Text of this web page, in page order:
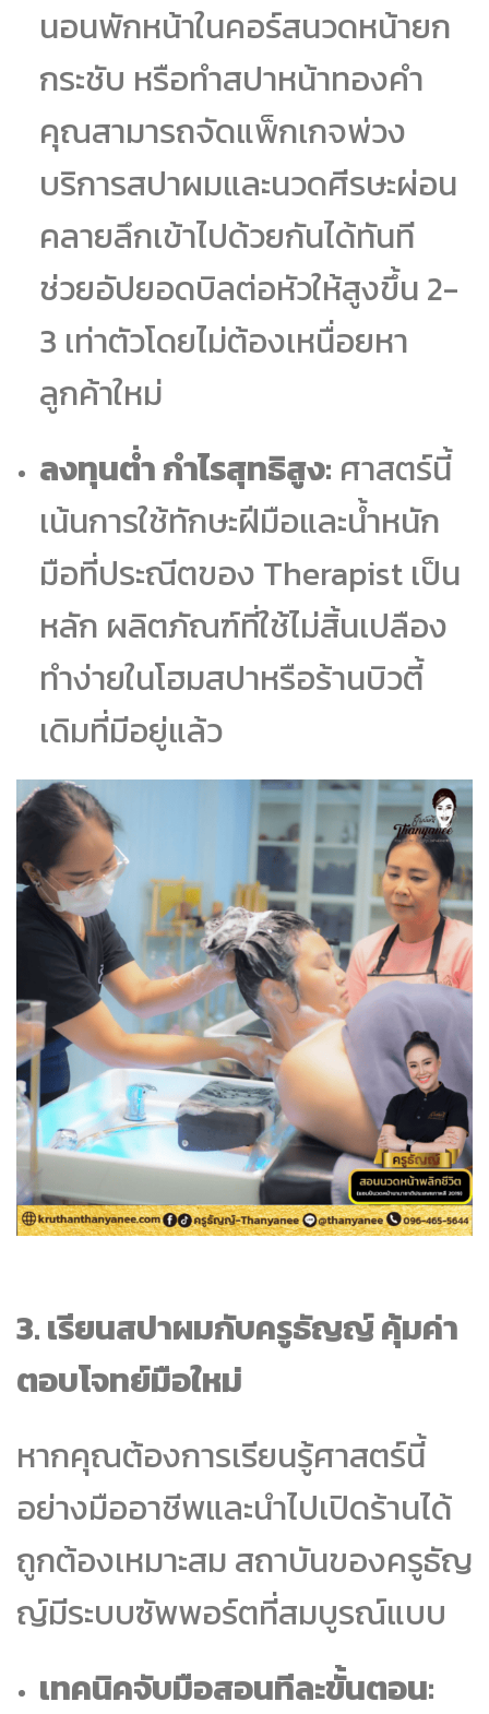
นอนพักหน้าในคอร์สนวดหน้ายก
กระชับ หรือทำสปาหน้าทองคำ
คุณสามารถจัดแพ็กเกจพ่วง
บริการสปาผมและนวดศีรษะผ่อน
คลายลึกเข้าไปด้วยกันได้ทันที
ช่วยอัปยอดบิลต่อหัวให้สูงขึ้น 2-
3 เท่าตัวโดยไม่ต้องเหนื่อยหา
ลูกค้าใหม่
ลงทุนต่ำ กำไรสุทธิสูง: ศาสตร์นี้
เน้นการใช้ทักษะฝีมือและน้ำหนัก
มือที่ประณีตของ Therapist เป็น
หลัก ผลิตภัณฑ์ที่ใช้ไม่สิ้นเปลือง
ทำง่ายในโฮมสปาหรือร้านบิวตี้
เดิมที่มีอยู่แล้ว
3. เรียนสปาผมกับครูธัญญ์ คุ้มค่า
ตอบโจทย์มือใหม่
หากคุณต้องการเรียนรู้ศาสตร์นี้
อย่างมืออาชีพและนำไปเปิดร้านได้
ถูกต้องเหมาะสม สถาบันของครูธัญ
ญ์มีระบบซัพพอร์ตที่สมบูรณ์แบบ
เทคนิคจับมือสอนทีละขั้นตอน: